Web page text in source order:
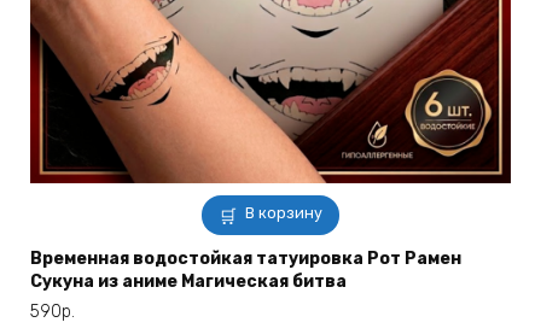
В корзину
Временная водостойкая татуировка Рот Рамен
Сукуна из аниме Магическая битва
590р.